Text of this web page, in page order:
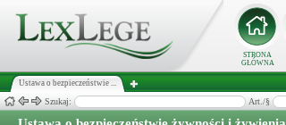
STRONA
GŁÓWNA
Ustawa o bezpieczeństwie ...
Szukaj: Art./§